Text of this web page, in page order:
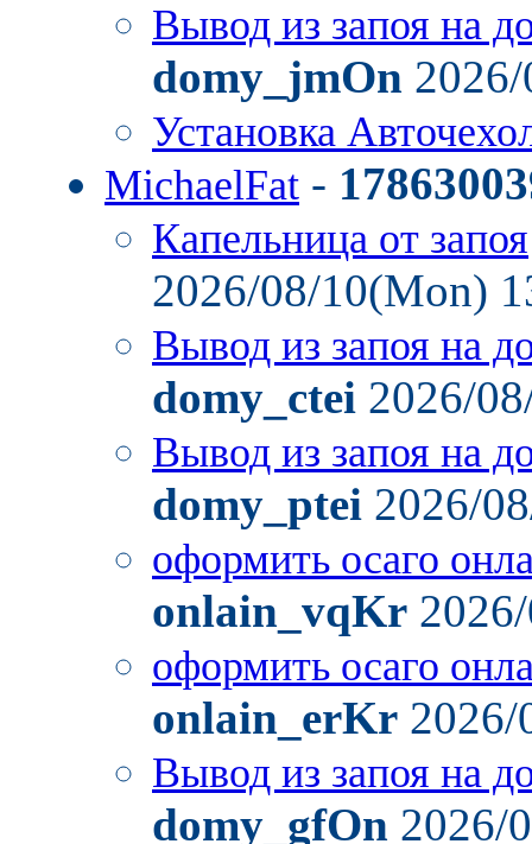
Вывод из запоя на
domy_jmOn
Установка
MichaelFat -
Капельница от запоя
2026/08/10(Mon)
Вывод из запоя на
domy_ctei 2026/
Вывод из запоя на
domy_ptei 2026/
оформить осаго
onlain_vqKr
оформить осаго
onlain_erKr
Вывод из запоя на
domy_gfOn 2026/